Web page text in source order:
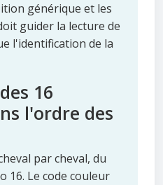
générique et les
guider la lecture de
l'identification de la
16
l'ordre des
par cheval, du
16. Le code couleur